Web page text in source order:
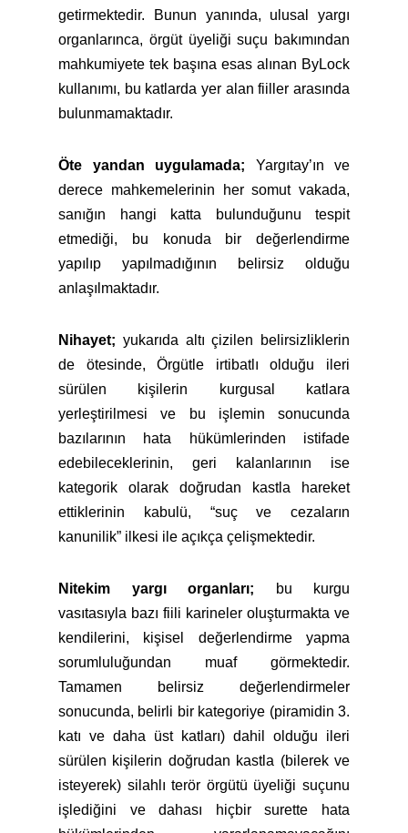
getirmektedir. Bunun yanında, ulusal yargı
organlarınca, örgüt üyeliği suçu bakımından
mahkumiyete tek başına esas alınan ByLock
kullanımı, bu katlarda yer alan fiiller arasında
bulunmamaktadır.
Öte yandan uygulamada; Yargıtay’ın ve
derece mahkemelerinin her somut vakada,
sanığın hangi katta bulunduğunu tespit
etmediği, bu konuda bir değerlendirme
yapılıp yapılmadığının belirsiz olduğu
anlaşılmaktadır.
Nihayet; yukarıda altı çizilen belirsizliklerin
de ötesinde, Örgütle irtibatlı olduğu ileri
sürülen kişilerin kurgusal katlara
yerleştirilmesi ve bu işlemin sonucunda
bazılarının hata hükümlerinden istifade
edebileceklerinin, geri kalanlarının ise
kategorik olarak doğrudan kastla hareket
ettiklerinin kabulü, “suç ve cezaların
kanunilik” ilkesi ile açıkça çelişmektedir.
Nitekim yargı organları; bu kurgu
vasıtasıyla bazı fiili karineler oluşturmakta ve
kendilerini, kişisel değerlendirme yapma
sorumluluğundan muaf görmektedir.
Tamamen belirsiz değerlendirmeler
sonucunda, belirli bir kategoriye (piramidin 3.
katı ve daha üst katları) dahil olduğu ileri
sürülen kişilerin doğrudan kastla (bilerek ve
isteyerek) silahlı terör örgütü üyeliği suçunu
işlediğini ve dahası hiçbir surette hata